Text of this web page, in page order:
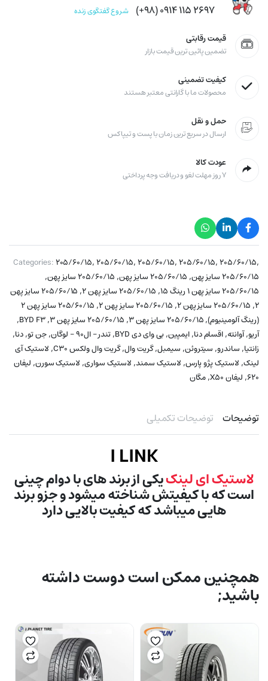
۲۶۹۷ ۱۱۵ ۰۹۱۴ (۹۸+) شروع گفتگوی زنده
قیمت رقابتی
تضمین پائین ترین قیمت بازار
کیفیت تضمینی
محصولات ما با گارانتی معتبر هستند
حمل و نقل
ارسال در سریع ترین زمان با پست و تیپاکس
عودت کالا
۷ روز مهلت لغو و دریافت وجه پرداختی
Categories:۲۰۵/۶۰/۱۵,۲۰۵/۶۰/۱۵,۲۰۵/۶۰/۱۵,۲۰۵/۶۰/۱۵,۲۰۵/۶۰/۱۵,
۲۰۵/۶۰/۱۵ سایز پهن , ۲۰۵/۶۰/۱۵ سایز پهن , ۲۰۵/۶۰/۱۵ سایز پهن ,
۲۰۵/۶۰/۱۵ سایز پهن ۱ رینگ ۱۵ , ۲۰۵/۶۰/۱۵ سایز پهن ۲ ,
۲۰۵/۶۰/۱۵ سایز پهن
۲, ۲۰۵/۶۰/۱۵ سایز پهن ۲ , ۲۰۵/۶۰/۱۵ سایز پهن ۲ ,
۲۰۵/۶۰/۱۵ سایز پهن ۲
(رینگ آلومینیوم),۲۰۵/۶۰/۱۵ سایز پهن ۳ , ۲۰۵/۶۰/۱۵ سایز پهن ۳ ,
BYD F3
,
آریو,آوانته,اقسام دنا,ایمپین,بی وای دی BYD ,تندر - ال۹۰ - لوگان ,جن تو,دنا,
زانتیا, ساندرو, سیتروئن, سیمبل,گریت وال,گریت وال ولکس C30 , لاستیک آی
لینک, لاستیک پژو پارس, لاستیک سمند, لاستیک سواری, لاستیک سورن, لیفان
۶۲۰, لیفان X50 ,مگان
توضیحات توضیحات تکمیلی
I LINK
لاستیک ای لینکیکی از برند های با دوام چینی
است که با کیفیتش شناخته میشود و جزو برند
هایی میباشد که کیفیت بالایی دارد
همچنین ممکن است دوست داشته
باشید;